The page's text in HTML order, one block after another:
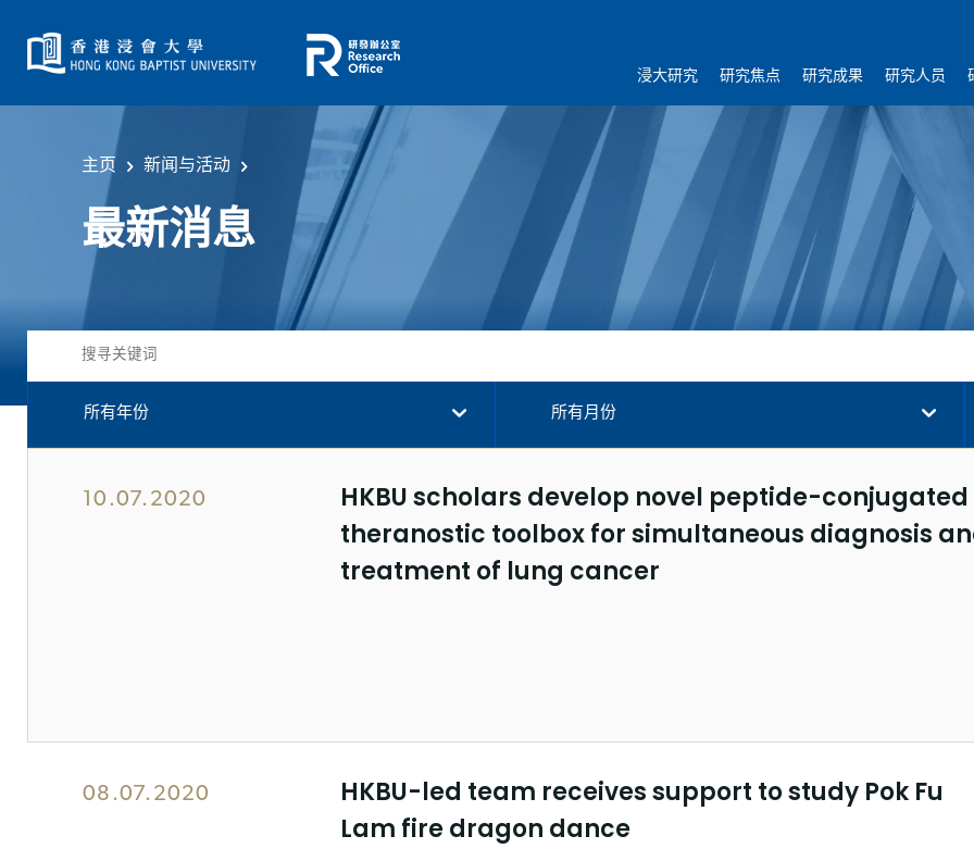
浸大研究 研究焦点 研究成果 研究人员
主页 新闻与活动
最新消息
所有年份 所有月份
10.07.2020
HKBU scholars develop novel peptide-conjugated
theranostic toolbox for simultaneous diagnosis
treatment of lung cancer
08.07.2020
HKBU-led team receives support to study Pok Fu
Lam fire dragon dance